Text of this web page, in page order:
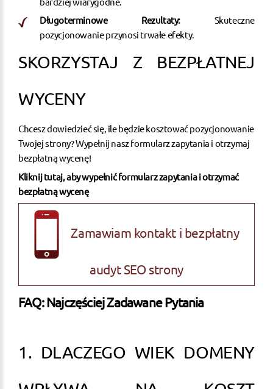
Długoterminowe Rezultaty: Skuteczne
pozycjonowanie przynosi trwałe efekty.
SKORZYSTAJ Z BEZPŁATNEJ
WYCENY
Chcesz dowiedzieć się, ile będzie kosztować pozycjonowanie
Twojej strony? Wypełnij nasz formularz zapytania i otrzymaj
bezpłatną wycenę!
Kliknij tutaj, aby wypełnić formularz zapytania i otrzymać
bezpłatną wycenę
Zamawiam kontakt i bezpłatny
audyt SEO strony
FAQ: Najczęściej Zadawane Pytania
1. DLACZEGO WIEK DOMENY